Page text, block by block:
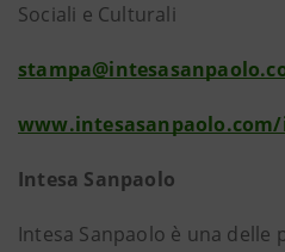
Sociali e Culturali
Intesa Sanpaolo
Intesa Sanpaolo è una